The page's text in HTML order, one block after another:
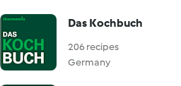
Das Kochbuch
206 recipes
Germany